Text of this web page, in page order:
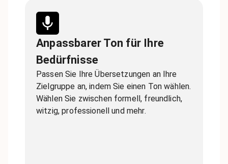
Anpassbarer Ton für Ihre
Bedürfnisse
Passen Sie Ihre Übersetzungen an Ihre
Zielgruppe an, indem Sie einen Ton wählen.
Wählen Sie zwischen formell, freundlich,
witzig, professionell und mehr.